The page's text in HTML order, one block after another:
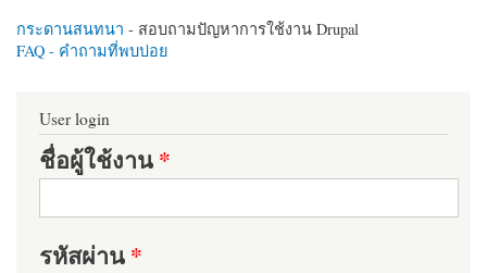
กระดานสนทนา - สอบถามปัญหาการใช้งาน Drupal
FAQ - คำถามที่พบบ่อย
User login
ชื่อผู้ใช้งาน*
รหัสผ่าน*